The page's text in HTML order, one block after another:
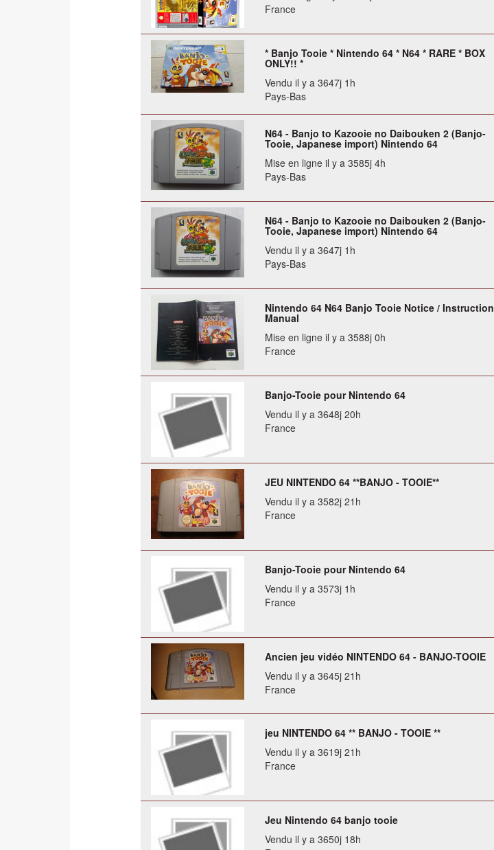
France
* Banjo Tooie * Nintendo 64 * N64 * RARE * BOX
ONLY!! *
Vendu il y a 3647j 1h
Pays-Bas
N64 - Banjo to Kazooie no Daibouken 2 (Banjo-
Tooie, Japanese import) Nintendo 64
Mise en ligne il y a 3585j 4h
Pays-Bas
N64 - Banjo to Kazooie no Daibouken 2 (Banjo-
Tooie, Japanese import) Nintendo 64
Vendu il y a 3647j 1h
Pays-Bas
Nintendo 64 N64 Banjo Tooie Notice / Instruction
Manual
Mise en ligne il y a 3588j 0h
France
Banjo-Tooie pour Nintendo 64
Vendu il y a 3648j 20h
France
JEU NINTENDO 64 **BANJO - TOOIE**
Vendu il y a 3582j 21h
France
Banjo-Tooie pour Nintendo 64
Vendu il y a 3573j 1h
France
Ancien jeu vidéo NINTENDO 64 - BANJO-TOOIE
Vendu il y a 3645j 21h
France
jeu NINTENDO 64 ** BANJO - TOOIE **
Vendu il y a 3619j 21h
France
Jeu Nintendo 64 banjo tooie
Vendu il y a 3650j 18h